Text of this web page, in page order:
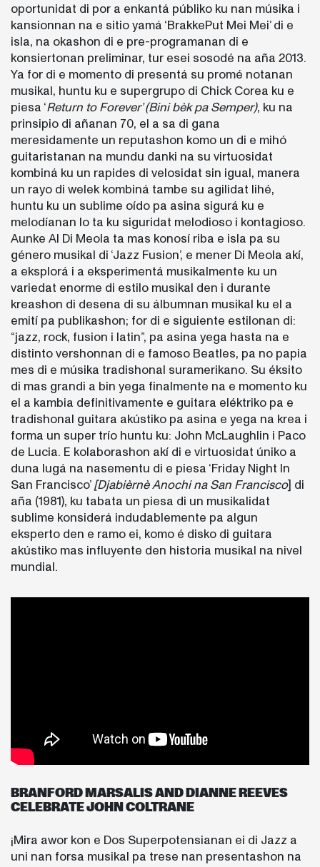
oportunidat di por a enkantá públiko ku nan músika i
kansionnan na e sitio yamá ‘BrakkePut Mei Mei’ di e
isla, na okashon di e pre-programanan di e
konsiertonan preliminar, tur esei sosodé na aña 2013.
Ya for di e momento di presentá su promé notanan
musikal, huntu ku e supergrupo di Chick Corea ku e
piesa ‘Return to Forever’ (Bini bèk pa Semper), ku na
prinsipio di añanan 70, el a sa di gana
meresidamente un reputashon komo un di e mihó
guitaristanan na mundu danki na su virtuosidat
kombiná ku un rapides di velosidat sin igual, manera
un rayo di welek kombiná tambe su agilidat lihé,
huntu ku un sublime oído pa asina sigurá ku e
melodíanan lo ta ku siguridat melodioso i kontagioso.
Aunke Al Di Meola ta mas konosí riba e isla pa su
género musikal di ‘Jazz Fusion’, e mener Di Meola akí,
a eksplorá i a eksperimentá musikalmente ku un
variedat enorme di estilo musikal den i durante
kreashon di desena di su álbumnan musikal ku el a
emití pa publikashon; for di e siguiente estilonan di:
“jazz, rock, fusion i latin”, pa asina yega hasta na e
distinto vershonnan di e famoso Beatles, pa no papia
mes di e músika tradishonal suramerikano. Su éksito
di mas grandi a bin yega finalmente na e momento ku
el a kambia definitivamente e guitara eléktriko pa e
tradishonal guitara akústiko pa asina e yega na krea i
forma un super trío huntu ku: John McLaughlin i Paco
de Lucia. E kolaborashon akí di e virtuosidat úniko a
duna lugá na nasementu di e piesa ‘Friday Night In
San Francisco’[Djabièrnè Anochi na San Francisco] di
aña (1981), ku tabata un piesa di un musikalidat
sublime konsiderá indudablemente pa algun
eksperto den e ramo ei, komo é disko di guitara
akústiko mas influyente den historia musikal na nivel
mundial.
BRANFORD MARSALIS AND DIANNE REEVES
CELEBRATE JOHN COLTRANE
¡Mira awor kon e Dos Superpotensianan ei di Jazz a
uni nan forsa musikal pa trese nan presentashon na